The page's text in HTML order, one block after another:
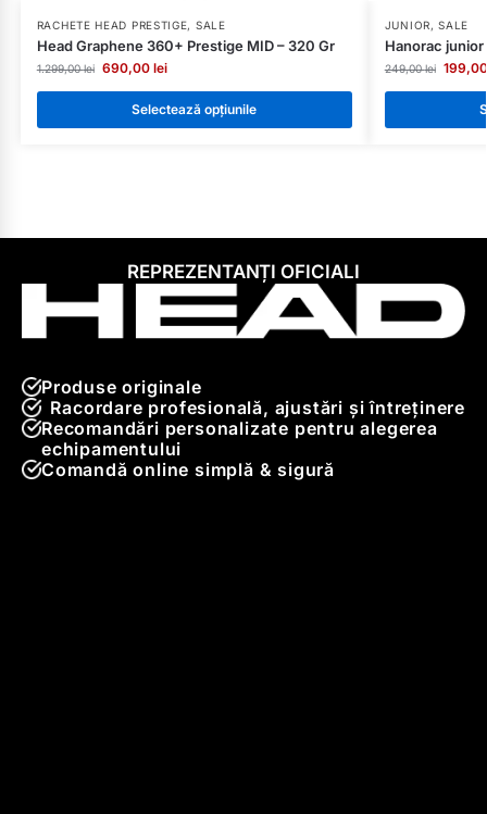
RACHETE HEAD PRESTIGE, SALE
Head Graphene 360+ Prestige MID – 320 Gr
1.299,00lei 690,00 lei
Selectează opțiunile
JUNIOR,SALE
Hanorac junior
249,00lei
REPREZENTANȚI OFICIALI
Produse originale
Racordare profesională, ajustări și întreținere
Recomandări personalizate pentru alegerea
echipamentului
Comandă online simplă & sigură